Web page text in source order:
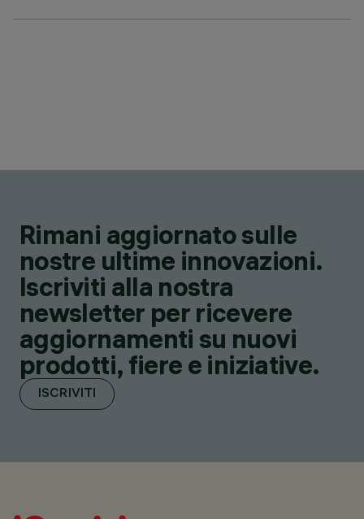
Rimani aggiornato sulle
nostre ultime innovazioni.
Iscriviti alla nostra
newsletter per ricevere
aggiornamenti su nuovi
prodotti, fiere e iniziative.
ISCRIVITI